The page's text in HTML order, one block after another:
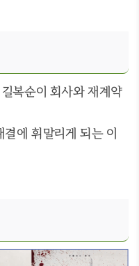
복순이 회사와 재계약
에 휘말리게 되는 이